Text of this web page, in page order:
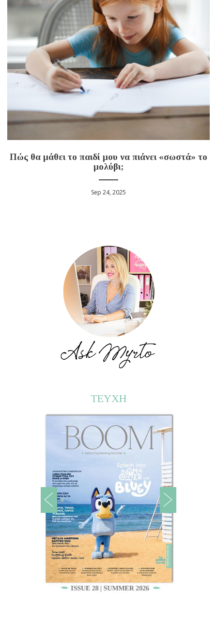
Πώς θα μάθει το παιδί μου να πιάνει «σωστά» το
μολύβι;
Sep 24, 2025
ΤΕΥΧΗ